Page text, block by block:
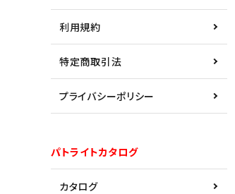
利用規約
特定商取引法
プライバシーポリシー
パトライトカタログ
カタログ